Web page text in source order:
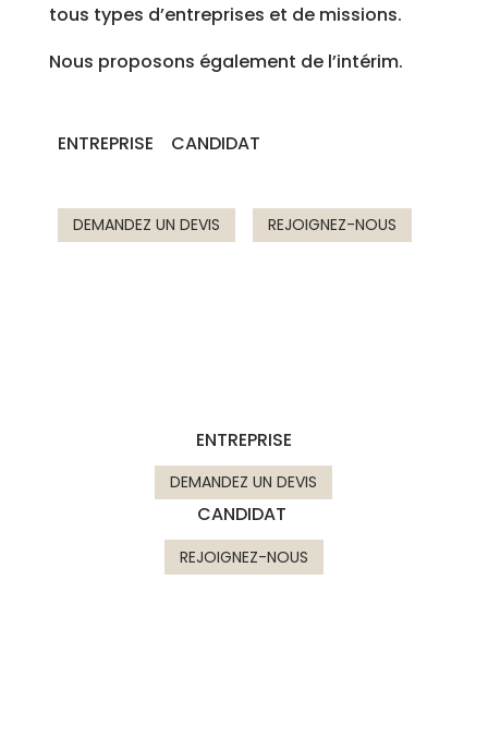
tous types d’entreprises et de missions.
Nous proposons également de l’intérim.
ENTREPRISE CANDIDAT
DEMANDEZ UN DEVIS REJOIGNEZ-NOUS
ENTREPRISE
DEMANDEZ UN DEVIS
CANDIDAT
REJOIGNEZ-NOUS